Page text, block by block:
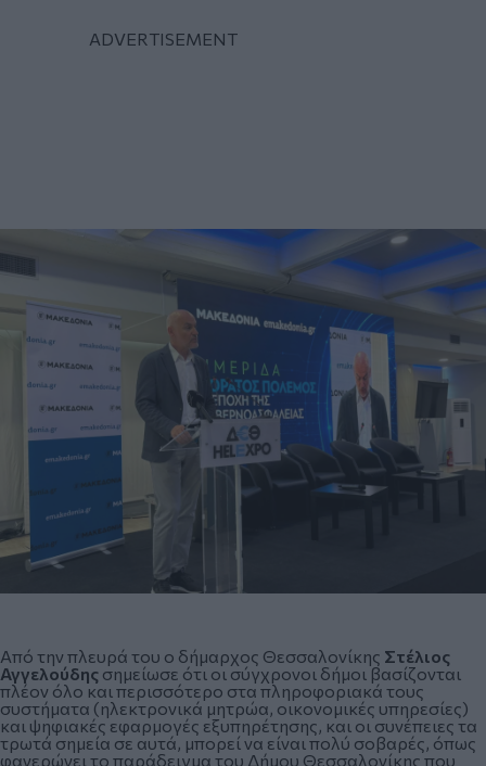
Από την πλευρά του ο δήμαρχος Θεσσαλονίκης Στέλιος
Αγγελούδης σημείωσε ότι οι σύγχρονοι δήμοι βασίζονται
πλέον όλο και περισσότερο στα πληροφοριακά τους
συστήματα (ηλεκτρονικά μητρώα, οικονομικές υπηρεσίες)
και ψηφιακές εφαρμογές εξυπηρέτησης, και οι συνέπειες τα
τρωτά σημεία σε αυτά, μπορεί να είναι πολύ σοβαρές, όπως
φανερώνει το παράδειγμα του Δήμου Θεσσαλονίκης που